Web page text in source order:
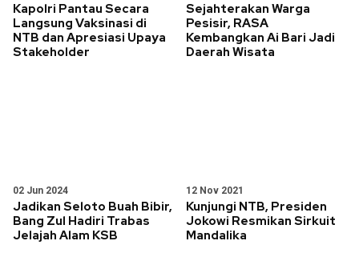
Kapolri Pantau Secara
Langsung Vaksinasi di
NTB dan Apresiasi Upaya
Stakeholder
Sejahterakan Warga
Pesisir, RASA
Kembangkan Ai Bari Jadi
Daerah Wisata
02 Jun 2024
Jadikan Seloto Buah Bibir,
Bang Zul Hadiri Trabas
Jelajah Alam KSB
12 Nov 2021
Kunjungi NTB, Presiden
Jokowi Resmikan Sirkuit
Mandalika